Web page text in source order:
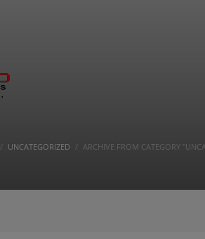
UNCATEGORIZED ARCHIVE FROM CATEGORY